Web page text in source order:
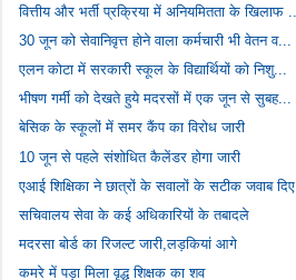
वित्तीय और भर्ती प्रक्रिया में अनियमितता के खिलाफ ...
30 जून को सेवानिवृत्त होने वाला कर्मचारी भी वेतन व...
एलन कोटा में सरकारी स्कूल के विद्यार्थियों को निशु...
भीषण गर्मी को देखते हुये मदरसों में एक जून से सुबह...
बेसिक के स्कूलों में समर कैंप का विरोध जारी
10 जून से पहले संशोधित कैलेंडर होगा जारी
एआई शिक्षिका ने छात्रों के सवालों के सटीक जवाब दिए
सचिवालय सेवा के कई अधिकारियों के तबादले
मदरसा बोर्ड का रिजल्ट जारी,लड़कियां आगे
कमरे में पड़ा मिला वृद्ध शिक्षक का शव